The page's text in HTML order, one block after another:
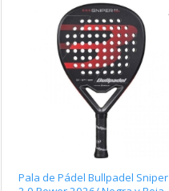
Pala de Pádel Bullpadel Sniper